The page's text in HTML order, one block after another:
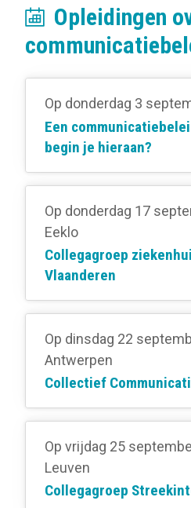
Opleidingen
Op donderdag 3
Een
begin je hieraan?
Op donderdag 17
Eeklo
Collegagroep
Vlaanderen
Op dinsdag 22
Antwerpen
Collectief
Op vrijdag 25
Leuven
Collegagroep